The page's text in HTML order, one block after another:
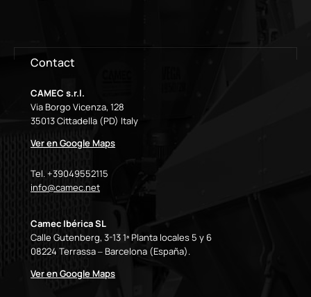
Contact
CAMEC s.r.l.
Via Borgo Vicenza, 128
35013 Cittadella (PD) Italy
Ver en Google Maps
Tel. +39049552115
info@camec.net
Camec Ibérica SL
Calle Gutenberg, 3-13 1ª Planta locales 5 y 6
08224 Terrassa – Barcelona (España).
Ver en Google Maps